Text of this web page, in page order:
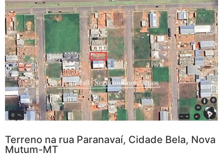
Terreno na rua Paranavaí, Cidade Bela, Nova
Mutum-MT